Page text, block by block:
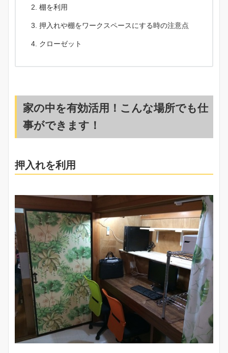
棚を利用
押入れや棚をワークスペースにする時の注意点
クローゼット
家の中を有効活用！こんな場所でも仕
事ができます！
押入れを利用